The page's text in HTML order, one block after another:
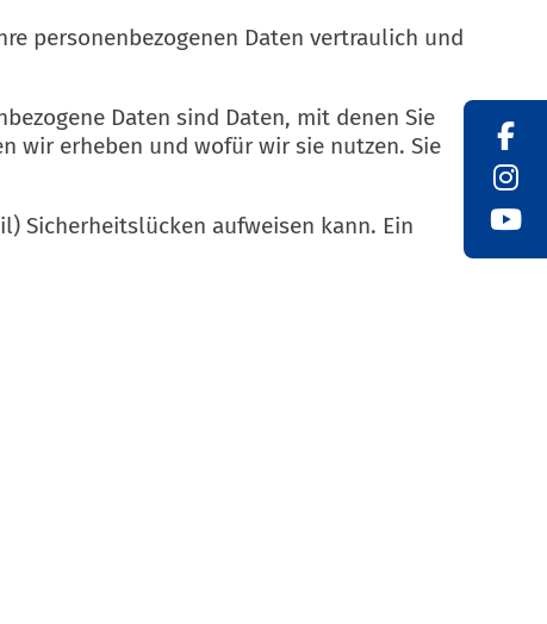
personenbezogenen Daten vertraulich und
Daten sind Daten, mit denen Sie
wir erheben und wofür wir sie nutzen. Sie
Sicherheitslücken aufweisen kann. Ein